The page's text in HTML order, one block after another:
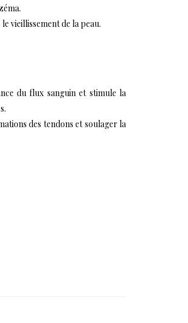
vieillissement de la peau.
du flux sanguin et stimule la
des tendons et soulager la